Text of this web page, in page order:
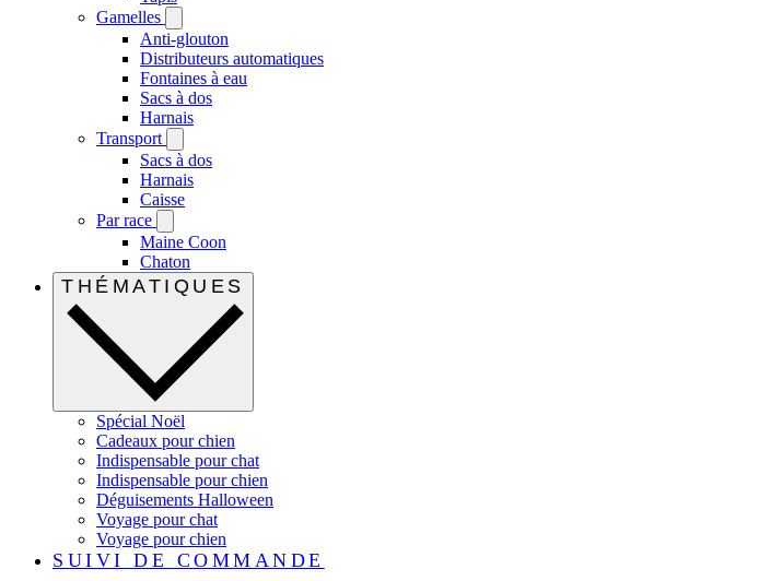
Gamelles
Anti-glouton
Distributeurs automatiques
Fontaines à eau
Sacs à dos
Harnais
Transport
Sacs à dos
Harnais
Caisse
Par race
Maine Coon
Chaton
THÉMATIQUES
Spécial Noël
Cadeaux pour chien
Indispensable pour chat
Indispensable pour chien
Déguisements Halloween
Voyage pour chat
Voyage pour chien
SUIVI DE COMMANDE